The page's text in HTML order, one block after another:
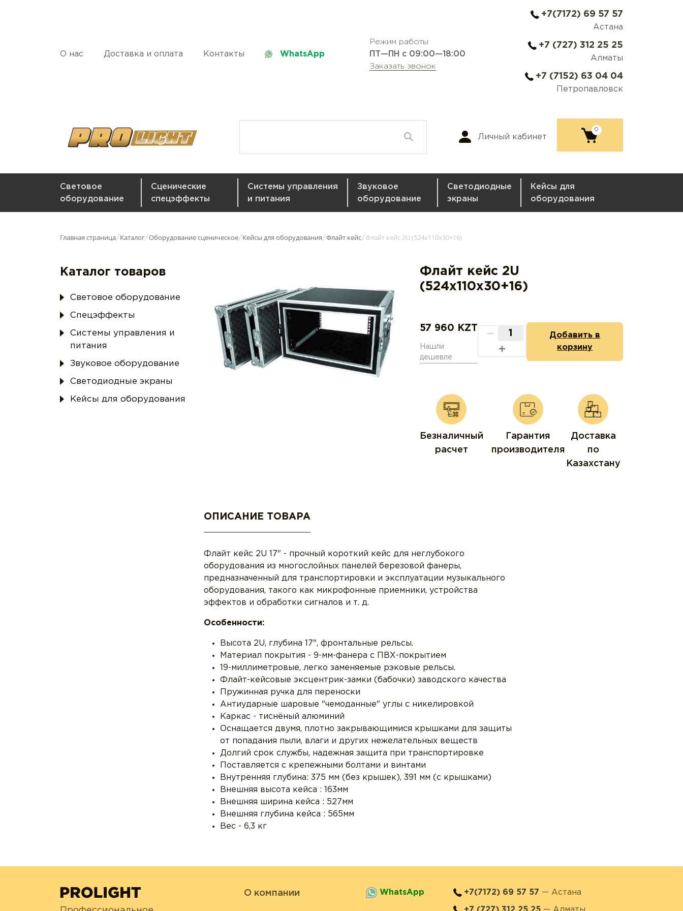
О нас Доставка и оплата Контакты WhatsApp
Режим работы
ПТ—ПН с 09:00—18:00
Заказать звонок
+7(7172) 69 57 57
Астана
+7 (727) 312 25 25
Алматы
+7 (7152) 63 04 04
Петропавловск
Личный кабинет
0
Световое
оборудование
Сценические
спецэффекты
Системы управления
и питания
Звуковое
оборудование
Светодиодные
экраны
Кейсы для
оборудования
Главная страница/Каталог/Оборудование сценическое/Кейсы для оборудования/Флайт кейс/Флайт кейс 2U (524x110x30+16)
Флайт кейс 2U
(524x110x30+16)
57 960 KZT
Нашли
дешевле
Добавить в
корзину
Безналичный
расчет
Гарантия
производителя
Доставка
по
Казахстану
ОПИСАНИЕ ТОВАРА
Флайт кейс 2U 17" - прочный короткий кейс для неглубокого
оборудования из многослойных панелей березовой фанеры,
предназначенный для транспортировки и эксплуатации музыкального
оборудования, такого как микрофонные приемники, устройства
эффектов и обработки сигналов и т. д.
Особенности:
Высота 2U, глубина 17", фронтальные рельсы.
Материал покрытия - 9-мм-фанера с ПВХ-покрытием
19-миллиметровые, легко заменяемые рэковые рельсы.
Флайт-кейсовые эксцентрик-замки (бабочки) заводского качества
Пружинная ручка для переноски
Антиударные шаровые "чемоданные" углы с никелировкой
Каркас - тиснёный алюминий
Оснащается двумя, плотно закрывающимися крышками для защиты
от попадания пыли, влаги и других нежелательных веществ
Долгий срок службы, надежная защита при транспортировке
Поставляется с крепежными болтами и винтами
Внутренняя глубина: 375 мм (без крышек), 391 мм (с крышками)
Внешняя высота кейса : 163мм
Внешняя ширина кейса : 527мм
Внешняя глубина кейса : 565мм
Вес - 6,3 кг
Каталог товаров
Световое оборудование
Спецэффекты
Системы управления и
питания
Звуковое оборудование
Светодиодные экраны
Кейсы для оборудования
О компании WhatsApp +7(7172) 69 57 57 — Астана